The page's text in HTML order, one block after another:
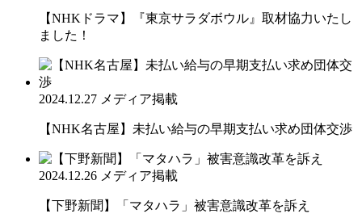
【NHKドラマ】『東京サラダボウル』取材協力いたし
ました！
2024.12.27 メディア掲載
【NHK名古屋】未払い給与の早期支払い求め団体交渉
2024.12.26 メディア掲載
【下野新聞】「マタハラ」被害意識改革を訴え